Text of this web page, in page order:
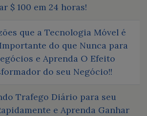
$ 100 em 24 horas!
que a Tecnologia Móvel é
do que Nunca para
e Aprenda O Efeito
do seu Negócio!!
Trafego Diário para seu
e Aprenda Ganhar